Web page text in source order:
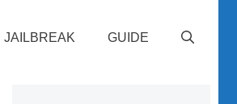
JAILBREAK GUIDE